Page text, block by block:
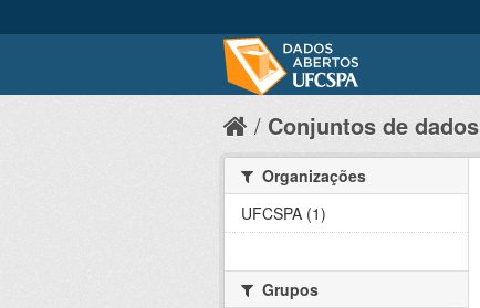
Conjuntos de dados
Organizações
UFCSPA (1)
Grupos